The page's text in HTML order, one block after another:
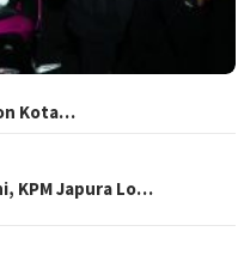
Kota…
KPM Japura Lo…